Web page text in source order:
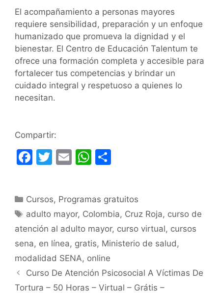
El acompañamiento a personas mayores
requiere sensibilidad, preparación y un enfoque
humanizado que promueva la dignidad y el
bienestar. El Centro de Educación Talentum te
ofrece una formación completa y accesible para
fortalecer tus competencias y brindar un
cuidado integral y respetuoso a quienes lo
necesitan.
Compartir:
F
e
b
o
o
k
T
er
E
l
W
s
A
p
p
p
ar
tir
Categorías
Cursos, Programas gratuitos
Etiquetas
adulto mayor, Colombia, Cruz Roja, curso de
atención al adulto mayor, curso virtual, cursos
sena, en línea, gratis, Ministerio de salud ,
modalidad SENA, online
Curso De Atención Psicosocial A Víctimas De
Tortura – 50 Horas – Virtual – Grátis –